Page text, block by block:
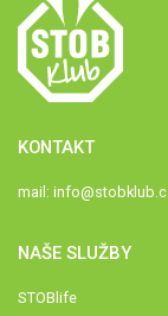
KONTAKT
mail:
NAŠE SLUŽBY
STOBlife